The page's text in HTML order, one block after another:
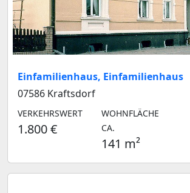
Einfamilienhaus, Einfamilienhaus
07586 Kraftsdorf
VERKEHRSWERT
1.800 €
WOHNFLÄCHE
CA.
141 m²